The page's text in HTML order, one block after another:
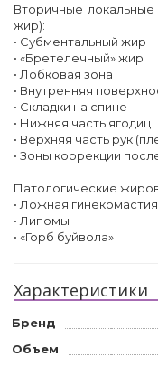
Вторичные
жир):
• Субментальный жир
• «Бретелечный» жир
• Лобковая зона
• Внутренняя
• Складки на спине
• Нижняя часть ягодиц
• Верхняя часть рук
• Зоны коррекции
Патологические
• Ложная гинекомастия
• Липомы
• «Горб буйвола»
Характеристики
Бренд
Объем